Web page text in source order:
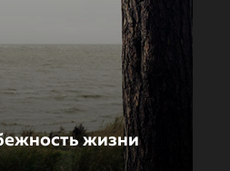
жизни